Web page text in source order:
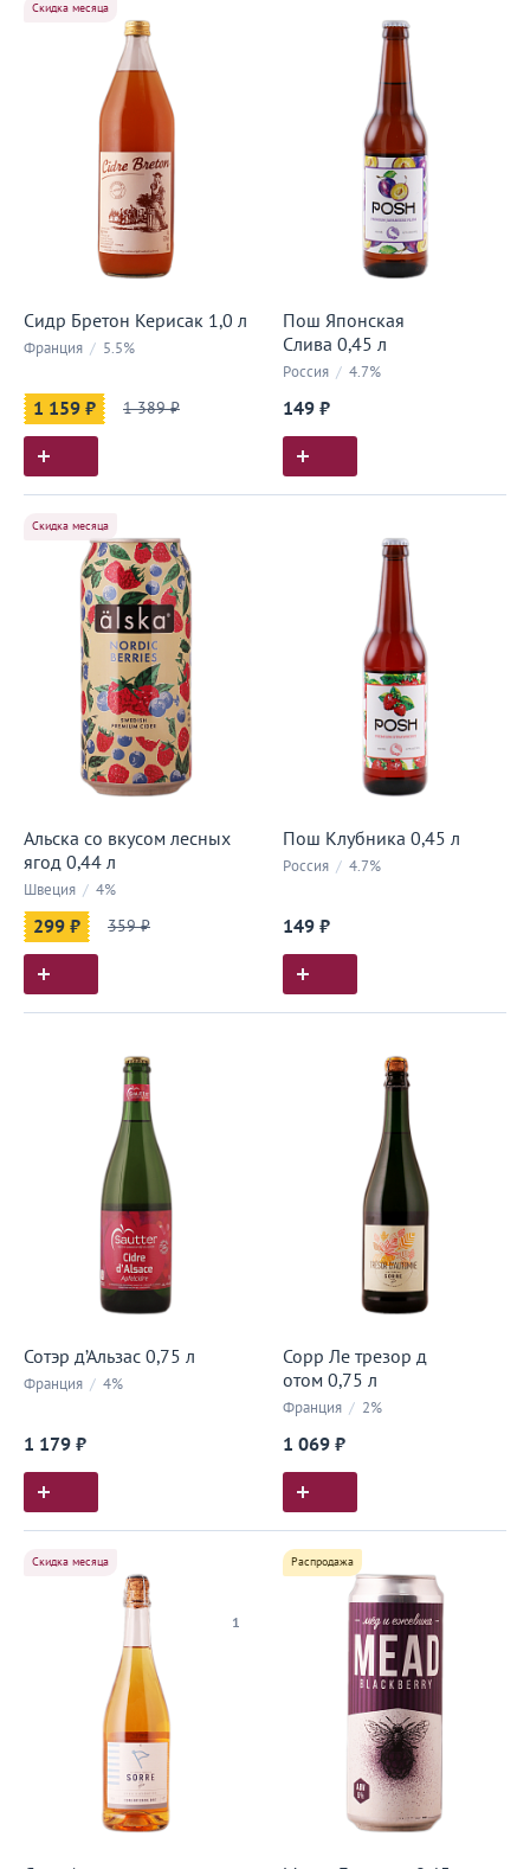
Скидка месяца
Сидр Бретон Керисак 1,0 л
Франция / 5.5%
1 159 ₽ 1 389 ₽
Пош Японская
Слива 0,45 л
Россия / 4.7%
149 ₽
Скидка месяца
Альска со вкусом лесных
ягод 0,44 л
Швеция / 4%
299 ₽ 359 ₽
Пош Клубника 0,45 л
Россия / 4.7%
149 ₽
Сотэр д’Альзас 0,75 л
Франция / 4%
1 179 ₽
Сорр Ле трезор д
отом 0,75 л
Франция / 2%
1 069 ₽
1
Скидка месяца Распродажа